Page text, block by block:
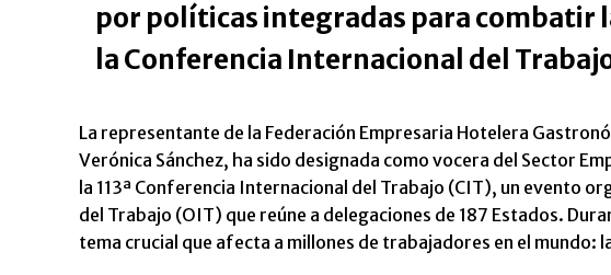
por políticas integradas para combatir
la Conferencia Internacional del
La representante de la Federación Empresaria Hotelera
Verónica Sánchez, ha sido designada como vocera del Sector
la 113ª Conferencia Internacional del Trabajo (CIT), un evento
del Trabajo (OIT) que reúne a delegaciones de 187 Estados.
tema crucial que afecta a millones de trabajadores en el